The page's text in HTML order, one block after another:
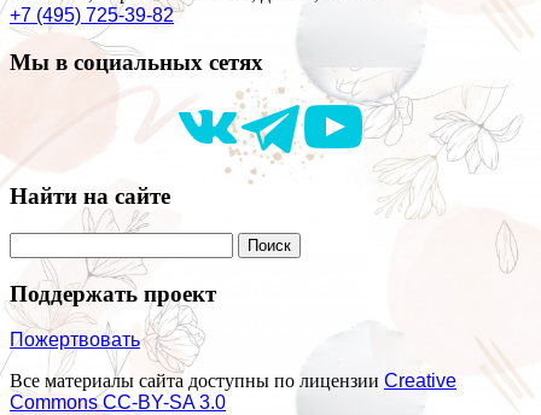
+7 (495) 725-39-82
Мы в социальных сетях
Найти на сайте
Поддержать проект
Пожертвовать
Все материалы сайта доступны по лицензии Creative
Commons СС-BY-SA 3.0